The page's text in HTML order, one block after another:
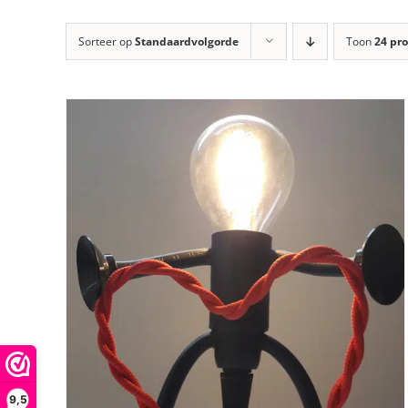
9,5
Sorteer opStandaardvolgorde Toon24